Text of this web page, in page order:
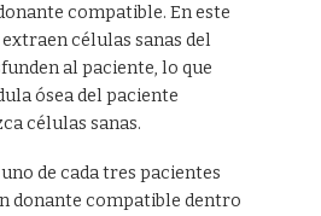
compatible. En este
células sanas del
al paciente, lo que
ósea del paciente
células sanas.
de cada tres pacientes
donante compatible dentro